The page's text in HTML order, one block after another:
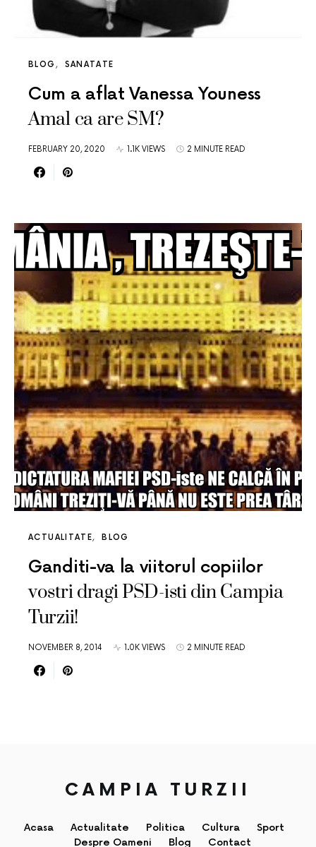
BLOG SANATATE
Cum a aflat Vanessa Youness
Amal ca are SM?
FEBRUARY 20, 2020 1.1K VIEWS 2 MINUTE READ
ACTUALITATE BLOG
Ganditi-va la viitorul copiilor
vostri dragi PSD-isti din Campia
Turzii!
NOVEMBER 8, 2014 1.0K VIEWS 2 MINUTE READ
CAMPIA TURZII
Acasa Actualitate Politica Cultura
Sport
Despre Oameni
Blog Contact